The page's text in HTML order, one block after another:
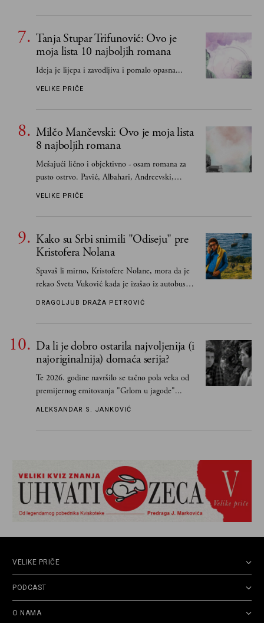
Tanja Stupar Trifunović: Ovo je
moja lista 10 najboljih romana
Ideja je lijepa i zavodljiva i pomalo opasna...
VELIKE PRIČE
Milčo Mančevski: Ovo je moja lista
8 najboljih romana
Mešajući lično i objektivno - osam romana za
pusto ostrvo. Pavić, Albahari, Andreevski,
VELIKE PRIČE
Kako su Srbi snimili "Odiseju" pre
Kristofera Nolana
Spavaš li mirno, Kristofere Nolane, mora da je
rekao Sveta Vuković kada je izašao iz autobusa i
čim je stigao kući pozvao Vojkana
DRAGOLJUB DRAŽA PETROVIĆ
Da li je dobro ostarila najvoljenija (i
najoriginalnija) domaća serija?
Te 2026. godine navršilo se tačno pola veka od
premijernog emitovanja "Grlom u jagode"...
ALEKSANDAR S. JANKOVIĆ
VELIKE PRIČE
PODCAST
O NAMA